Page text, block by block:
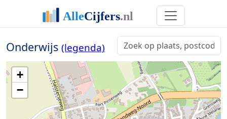
Onderwijs (legenda)
+
−